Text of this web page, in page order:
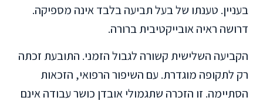
בעניין. טענתו של בעל תביעה בלבד אינה מספיקה.
דרושה ראיה אובייקטיבית ברורה.
הקביעה השלישית קשורה לגבול הזמני. התובעת זכתה
רק לתקופה מוגדרת. עם השיפור הרפואי, הזכאות
הסתיימה. זו הזכרה שתגמולי אובדן כושר עבודה אינם